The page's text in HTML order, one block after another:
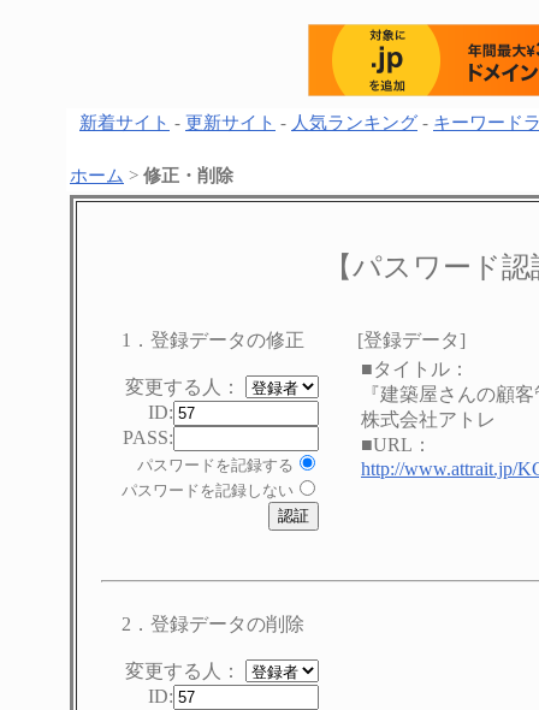
新着サイト - 更新サイト - 人気ランキング - キーワード
ホーム > 修正・削除
【パスワード
1．登録データの修正
変更する人：
ID:
PASS:
パスワードを記録する
パスワードを記録しない
[登録データ]
■タイトル：
『建築屋さんの顧
株式会社アトレ
■URL：
http://www.attrait.jp/
2．登録データの削除
変更する人：
ID: